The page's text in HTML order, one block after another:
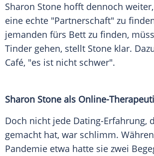
Sharon Stone hofft dennoch
eine echte "Partnerschaft" zu
jemanden fürs Bett zu finden,
Tinder gehen, stellt Stone klar.
Café, "es ist nicht schwer".
Sharon Stone als Online-
Doch nicht jede Dating-Erfahrung,
gemacht hat, war schlimm.
Pandemie etwa hatte sie zwei